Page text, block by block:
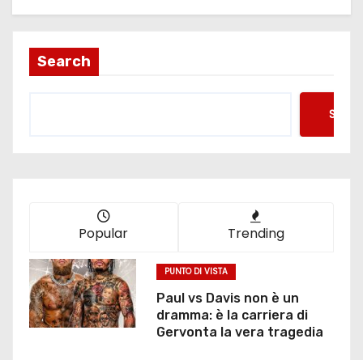
Search
Popular Trending
PUNTO DI VISTA
Paul vs Davis non è un
dramma: è la carriera di
Gervonta la vera tragedia